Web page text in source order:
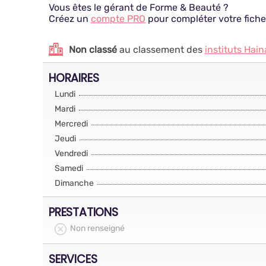
Vous êtes le gérant de Forme & Beauté ?
Créez un compte PRO pour compléter votre
Non classé au classement des instituts
HORAIRES
Lundi
Mardi
Mercredi
Jeudi
Vendredi
Samedi
Dimanche
PRESTATIONS
Non renseigné
SERVICES